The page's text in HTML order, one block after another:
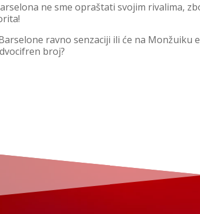
ne sme opraštati svojim rivalima,
ravno senzaciji ili će na Monžuiku
broj?